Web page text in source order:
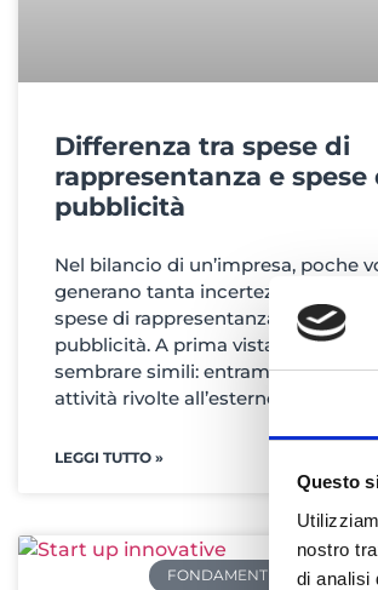
Questo
nostro
di analisi
Differenza tra spese di
rappresentanza e spese
pubblicità
Nel bilancio di un’impresa, poche
generano tanta incertezza quanto le
spese di rappresentanza e le spese
pubblicità. A prima vista possono
sembrare simili: entrambe
attività rivolte all’esterno,
LEGGI TUTTO »
FONDAMENTI DI